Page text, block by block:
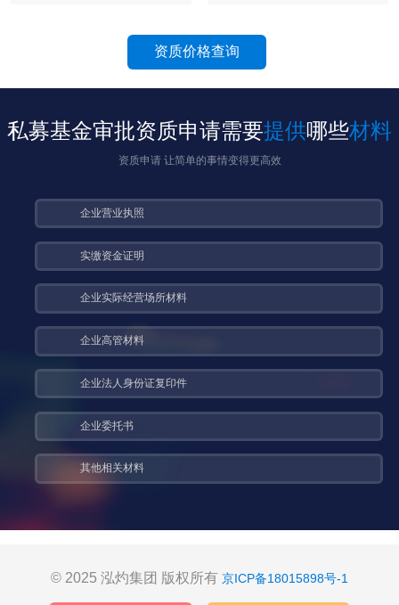
资质价格查询
私募基金审批资质申请需要提供哪些材料
资质申请 让简单的事情变得更高效
企业营业执照
实缴资金证明
企业实际经营场所材料
企业高管材料
企业法人身份证复印件
企业委托书
其他相关材料
© 2025 泓灼集团 版权所有 京ICP备18015898号-1